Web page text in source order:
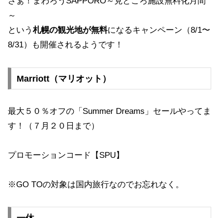
～
という 札幌の観光地が無料になるキャンペーン（8/1〜
8/31）も開催されるようです！
Marriott（マリオット）
最大５０％オフの「Summer Dreams」セールやってま
す！（７月２０日まで）
プロモーションコード【SPU】
※GO TOの対象は国内旅行なのでお忘れなく。